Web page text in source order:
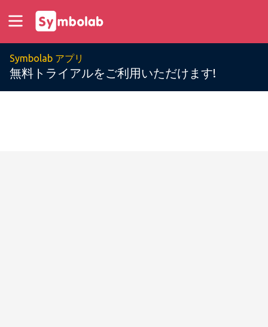
Symbolab アプリ
無料トライアルをご利用いただけます!